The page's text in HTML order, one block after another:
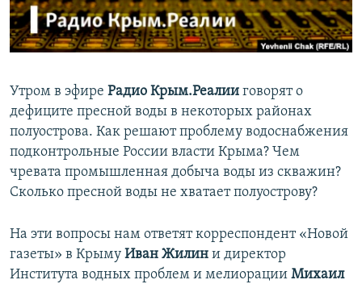
ПОБЕДИТЕЛЕЙ НЕ СУДЯТ?
КРЫМ.НЕПОКОРЕННЫЙ
УКРАИНСКАЯ ПРОБЛЕМА КРЫМА
ПРИСОЕДИНЯЙТЕСЬ!
Все сайты RFE/RL
Утром в эфире Радио Крым.Реалии говорят о
дефиците пресной воды в некоторых районах
полуострова. Как решают проблему водоснабжения
подконтрольные России власти Крыма? Чем
чревата промышленная добыча воды из скважин?
Сколько пресной воды не хватает полуострову?
На эти вопросы нам ответят корреспондент «Новой
газеты» в Крыму Иван Жилин и директор
Института водных проблем и мелиорации Михаил